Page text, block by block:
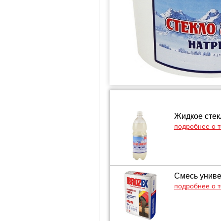
Жидкое
подробнее о
Смесь
подробнее о